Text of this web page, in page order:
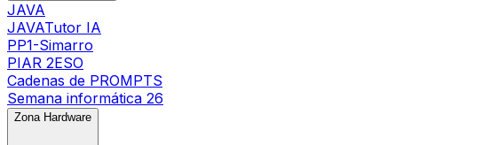
JAVA
JAVATutor IA
PP1-Simarro
PIAR 2ESO
Cadenas de PROMPTS
Semana informática 26
Zona Hardware